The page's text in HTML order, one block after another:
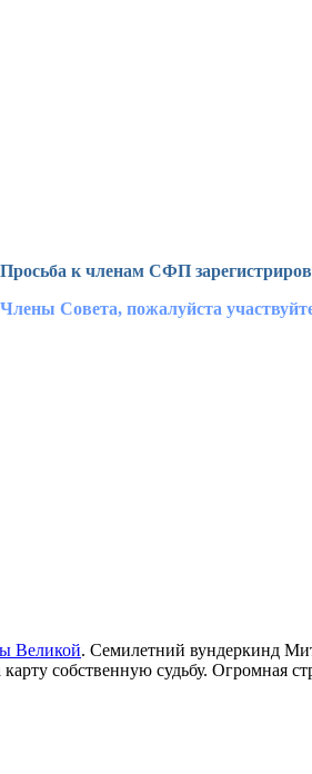
Просьба к членам СФП
Члены Совета, пожалуйста
Великой. Семилетний вундеркинд
собственную судьбу.